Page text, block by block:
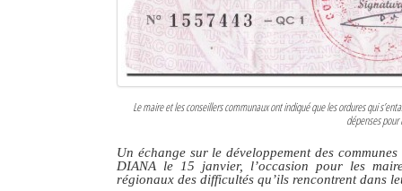
Le maire et les conseillers communaux ont indiqué que les ordures qui
dépenses
Un échange sur le développement des
DIANA le 15 janvier, l’occasion pour les
régionaux des difficultés qu’ils rencontrent dans